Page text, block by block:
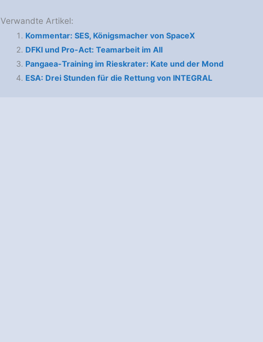
Verwandte Artikel:
Kommentar: SES, Königsmacher von SpaceX
DFKI und Pro-Act: Teamarbeit im All
Pangaea-Training im Rieskrater: Kate und der Mond
ESA: Drei Stunden für die Rettung von INTEGRAL